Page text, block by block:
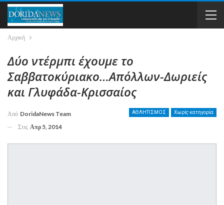
Αρχική
Δύο ντέρμπι έχουμε το
Σαββατοκύριακο…Απόλλων-Δωριείς
και Γλυφάδα-Κρισσαίος
ΑΘΛΗΤΙΣΜΟΣ Χωρίς κατηγορία
Από DoridaNews Team
Στις Απρ 5, 2014